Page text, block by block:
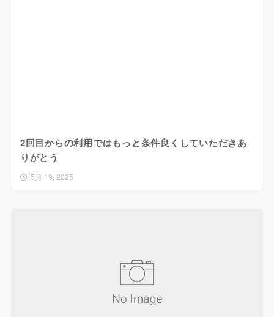
2回目からの利用ではもっと条件良くしていただきあ
りがとう
5月 19, 2025